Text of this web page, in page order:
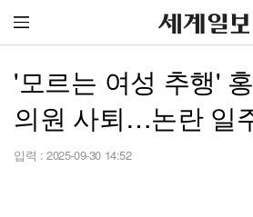
'모르는 여성 추행'
의원 사퇴…논란 일
입력 : 2025-09-30 14:52